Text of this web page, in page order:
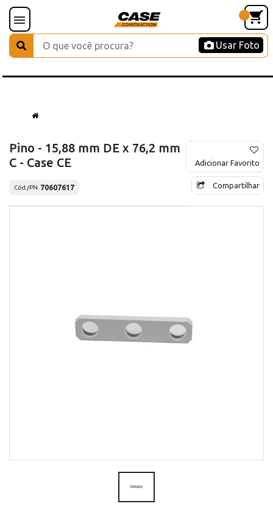
Usar Foto
Pino - 15,88 mm DE x 76,2 mm
C - Case CE
Cód./PN 70607617
Adicionar Favorito
Compartilhar